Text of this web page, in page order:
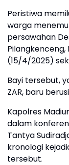
Peristiwa
warga
persawahan
Pilangkenceng,
(15/4/2025)
Bayi tersebut,
ZAR, baru
Kapolres
dalam
Tantya
kronologi
tersebut.